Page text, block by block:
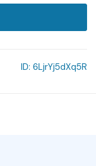
ID: 6LjrYj5dXq5R